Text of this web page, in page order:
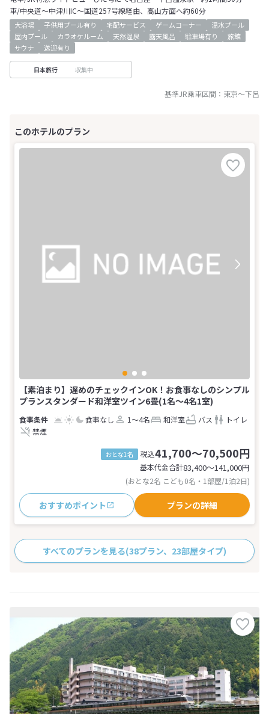
車/中央道～中津川IC～国道257号線経由、高山方面へ約60分
大浴場 子供用プール有り 宅配サービス ゲームコーナー
温水プール
屋内プール
カラオケルーム 天然温泉 露天風呂 駐車場有り
旅館
サウナ
送迎有り
日本旅行 収集中
基準JR乗車区間： 東京～下呂
【素泊まり】遅めのチェックインOK！お食事なしのシンプル
プランスタンダード和洋室ツイン6畳(1名～4名1室)
食事なし 1～4名 和洋室 バス
トイレ
禁煙
おとな1名 税込41,700～70,500円
基本代金合計83,400〜141,000円
(おとな2名 こども0名・1部屋/1泊2日)
おすすめポイント プランの詳細
すべてのプランを見る(38プラン、23部屋タイプ)